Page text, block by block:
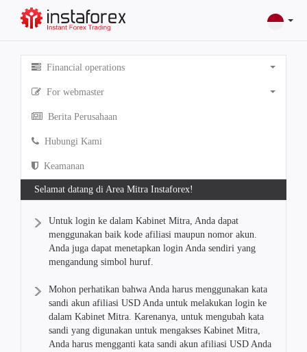
Financial operations
For webmaster
Berita Perusahaan
Hubungi Kami
Keamanan
Selamat datang di Area Mitra Instaforex!
Untuk login ke dalam Kabinet Mitra, Anda dapat
menggunakan baik kode afiliasi maupun nomor akun.
Anda juga dapat menetapkan login Anda sendiri yang
mengandung simbol huruf.
Mohon perhatikan bahwa Anda harus menggunakan kata
sandi akun afiliasi USD Anda untuk melakukan login ke
dalam Kabinet Mitra. Karenanya, untuk mengubah kata
sandi yang digunakan untuk mengakses Kabinet Mitra,
Anda harus mengganti kata sandi akun afiliasi USD Anda